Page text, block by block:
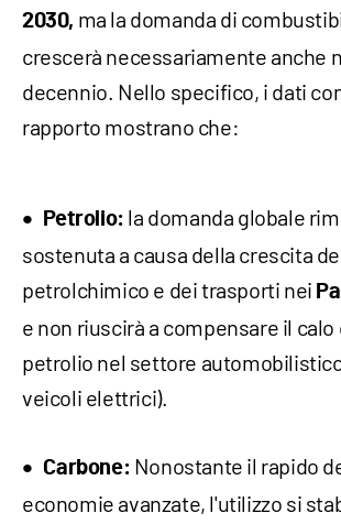
2030, ma la domanda di
crescerà necessariamente anche
decennio. Nello specifico, i dati
rapporto mostrano che:
Petrolio: la domanda globale
sostenuta a causa della crescita
petrolchimico e dei trasporti nei
e non riuscirà a compensare il calo
petrolio nel settore
veicoli elettrici).
Carbone: Nonostante il rapido
economie avanzate, l'utilizzo si